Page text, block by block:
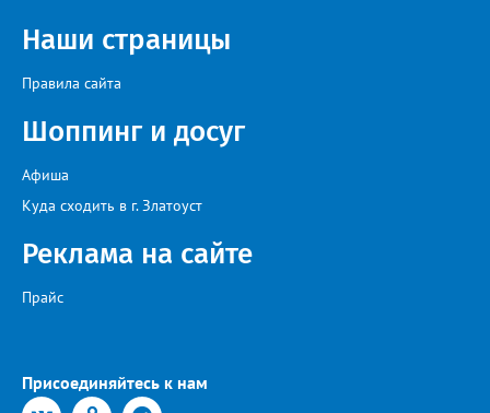
Наши страницы
Правила сайта
Шоппинг и досуг
Афиша
Куда сходить в г. Златоуст
Реклама на сайте
Прайс
Присоединяйтесь к нам